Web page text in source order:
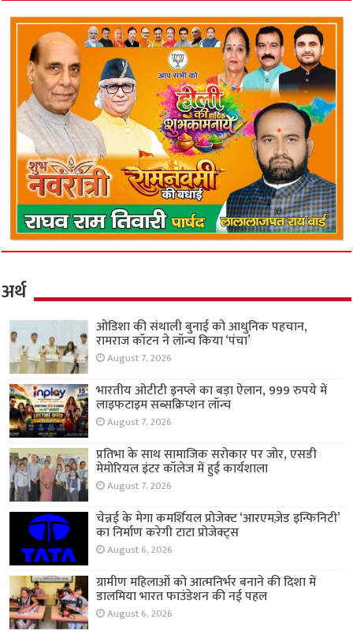
अर्थ
ओडिशा की संथाली बुनाई को आधुनिक पहचान,
रामराज कॉटन ने लॉन्च किया ‘पंचा’
August 7, 2026
भारतीय ओटीटी इनप्ले का बड़ा ऐलान, 999 रुपये में
लाइफटाइम सब्सक्रिप्शन लॉन्च
August 7, 2026
प्रतिभा के साथ सामाजिक सरोकार पर जोर, एसडी
मेमोरियल इंटर कॉलेज में हुई कार्यशाला
August 7, 2026
चेन्नई के मेगा कमर्शियल प्रोजेक्ट ‘आरएमज़ेड इन्फिनिटी’
का निर्माण करेगी टाटा प्रोजेक्ट्स
August 6, 2026
ग्रामीण महिलाओं को आत्मनिर्भर बनाने की दिशा में
डालमिया भारत फाउंडेशन की नई पहल
August 6, 2026